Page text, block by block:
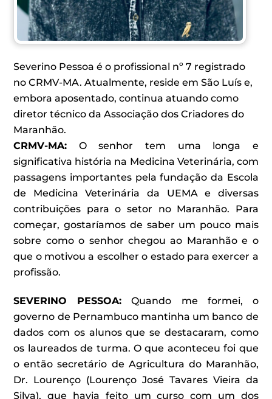
Severino Pessoa é o profissional nº 7 registrado
no CRMV-MA. Atualmente, reside em São Luís e,
embora aposentado, continua atuando como
diretor técnico da Associação dos Criadores do
Maranhão.
CRMV-MA: O senhor tem uma longa e
significativa história na Medicina Veterinária, com
passagens importantes pela fundação da Escola
de Medicina Veterinária da UEMA e diversas
contribuições para o setor no Maranhão. Para
começar, gostaríamos de saber um pouco mais
sobre como o senhor chegou ao Maranhão e o
que o motivou a escolher o estado para exercer a
profissão.
SEVERINO PESSOA: Quando me formei, o
governo de Pernambuco mantinha um banco de
dados com os alunos que se destacaram, como
os laureados de turma. O que aconteceu foi que
o então secretário de Agricultura do Maranhão,
Dr. Lourenço (Lourenço José Tavares Vieira da
Silva), que havia feito um curso com um dos